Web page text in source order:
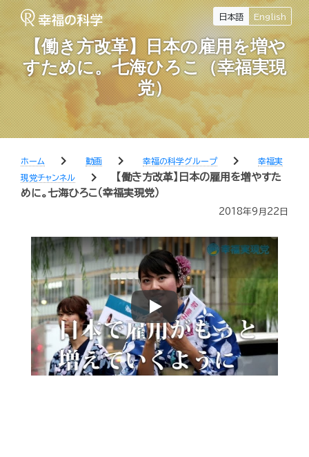
日本語 English
【働き方改革】日本の雇用を増や
すために。七海ひろこ（幸福実現
党）
ホーム chevron_right 動画 chevron_right 幸福の科学グループ chevron_right
幸福実
現党チャンネル
chevron_right
【働き方改革】日本の雇用を増やすた
めに。七海ひろこ（幸福実現党）
2018年9月22日
Play